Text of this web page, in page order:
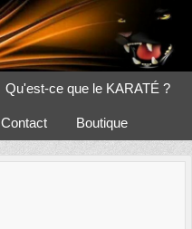
Qu'est-ce que le KARATÉ ?
Contact Boutique